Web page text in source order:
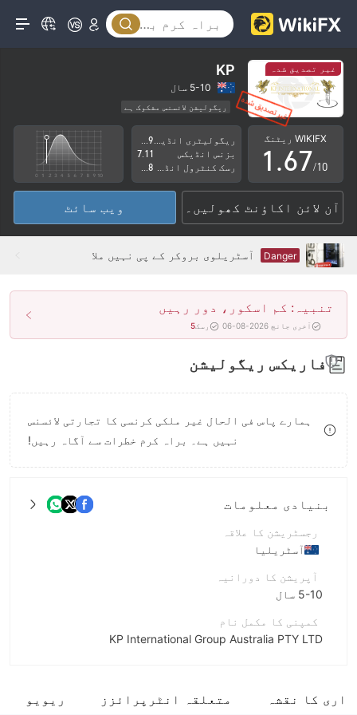
غیر تصدیق شدہ KP
5-10 سال
ریگولیشن لائسنس مشکوک ہے
کاروباری علاقے میں شبہات
اعلیٰ سطح کے خطرات
WIKIFX ریٹنگ
0
1
2
3
4
5
6
8
9
.
2
3
4
5
6
7
8
9
3
4
5
6
7
8
9
/10
2.59
بزنس انڈیکس
7.11
آن لائن اکاؤنٹ کھولیں۔ ویب سائٹ
Danger آسٹریلوی بروکر کے پی نہیں ملا
تنبیہ: کم اسکور، دور رہیں
آخری جانچ 2026-08-06 رسک5
فاریکس ریگولیشن
ہمارے پاس فی الحال غیر ملکی کرنسی کا تجارتی لائسنس
نہیں ہے۔ براہ کرم خطرات سے آگاہ رہیں!
بنیادی معلومات
رجسٹریشن کا علاقہ
آسٹریلیا
آپریشن کا دورانیہ
5-10 سال
کمپنی کا مکمل نام
KP International Group Australia PTY LTD
کا نقشہ متعلقہ انٹرپرائزز ریویو